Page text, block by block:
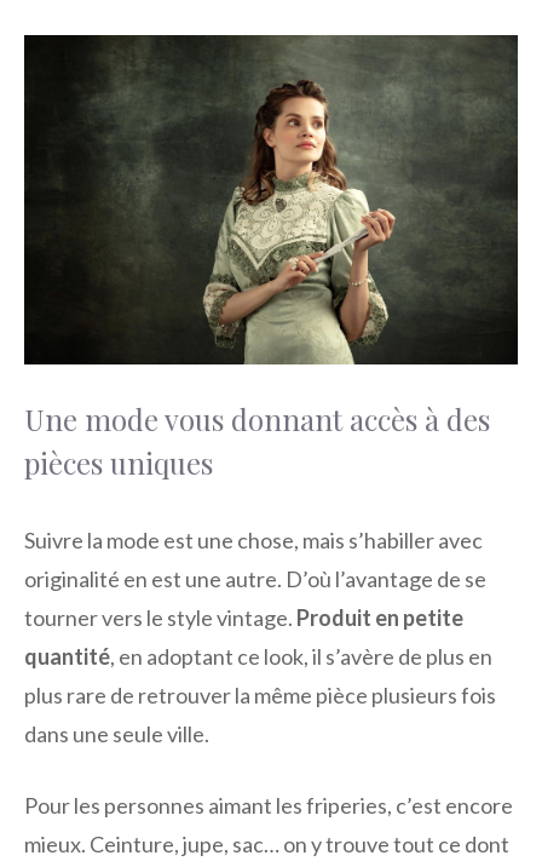
Une mode vous donnant accès à des
pièces uniques
Suivre la mode est une chose, mais s’habiller avec
originalité en est une autre. D’où l’avantage de se
tourner vers le style vintage. Produit en petite
quantité, en adoptant ce look, il s’avère de plus en
plus rare de retrouver la même pièce plusieurs fois
dans une seule ville.
Pour les personnes aimant les friperies, c’est encore
mieux. Ceinture, jupe, sac… on y trouve tout ce dont